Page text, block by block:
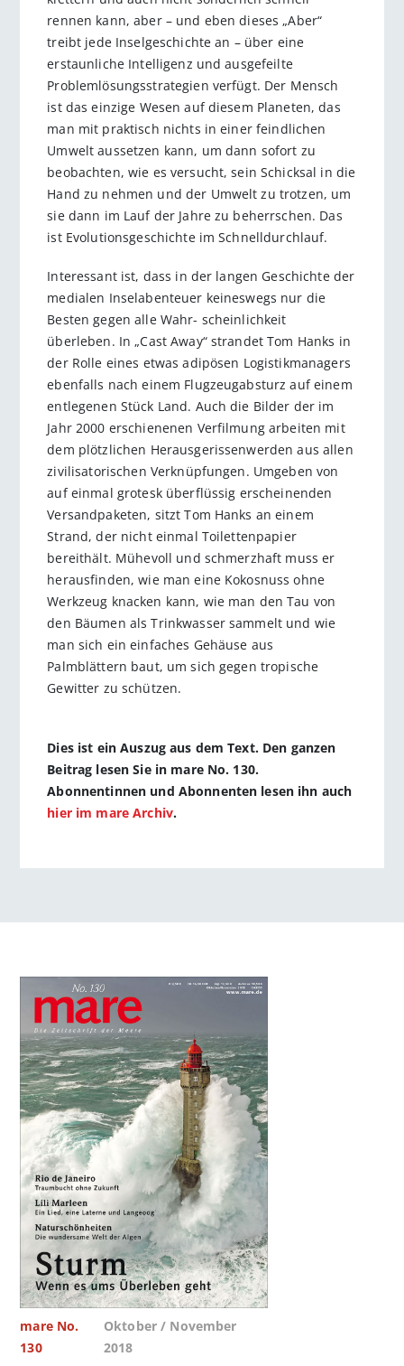
rennen kann, aber – und eben dieses „Aber“
treibt jede Inselgeschichte an – über eine
erstaunliche Intelligenz und ausgefeilte
Problemlösungsstrategien verfügt. Der Mensch
ist das einzige Wesen auf diesem Planeten, das
man mit praktisch nichts in einer feindlichen
Umwelt aussetzen kann, um dann sofort zu
beobachten, wie es versucht, sein Schicksal in die
Hand zu nehmen und der Umwelt zu trotzen, um
sie dann im Lauf der Jahre zu beherrschen. Das
ist Evolutionsgeschichte im Schnelldurchlauf.
Interessant ist, dass in der langen Geschichte der
medialen Inselabenteuer keineswegs nur die
Besten gegen alle Wahr- scheinlichkeit
überleben. In „Cast Away“ strandet Tom Hanks in
der Rolle eines etwas adipösen Logistikmanagers
ebenfalls nach einem Flugzeugabsturz auf einem
entlegenen Stück Land. Auch die Bilder der im
Jahr 2000 erschienenen Verfilmung arbeiten mit
dem plötzlichen Herausgerissenwerden aus allen
zivilisatorischen Verknüpfungen. Umgeben von
auf einmal grotesk überflüssig erscheinenden
Versandpaketen, sitzt Tom Hanks an einem
Strand, der nicht einmal Toilettenpapier
bereithält. Mühevoll und schmerzhaft muss er
herausfinden, wie man eine Kokosnuss ohne
Werkzeug knacken kann, wie man den Tau von
den Bäumen als Trinkwasser sammelt und wie
man sich ein einfaches Gehäuse aus
Palmblättern baut, um sich gegen tropische
Gewitter zu schützen.
Dies ist ein Auszug aus dem Text. Den ganzen
Beitrag lesen Sie in mare No. 130.
Abonnentinnen und Abonnenten lesen ihn auch
hier im mare Archiv.
mare No.
130
Oktober / November
2018